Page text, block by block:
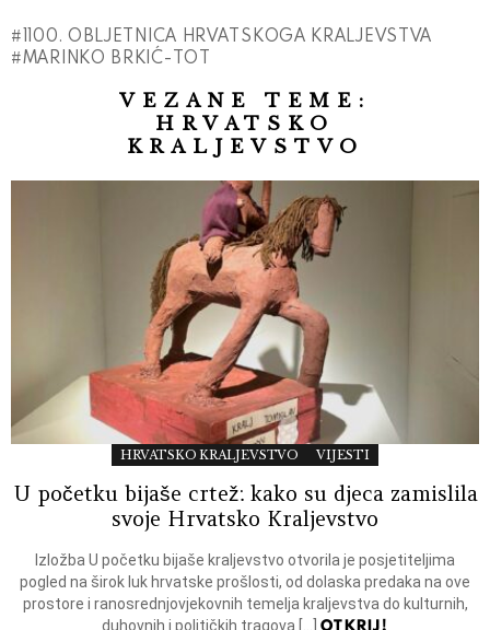
1100. OBLJETNICA HRVATSKOGA KRALJEVSTVA
MARINKO BRKIĆ-TOT
VEZANE TEME:
HRVATSKO
KRALJEVSTVO
HRVATSKO KRALJEVSTVO VIJESTI
U početku bijaše crtež: kako su djeca zamislila
svoje Hrvatsko Kraljevstvo
Izložba U početku bijaše kraljevstvo otvorila je posjetiteljima
pogled na širok luk hrvatske prošlosti, od dolaska predaka na ove
prostore i ranosrednjovjekovnih temelja kraljevstva do kulturnih,
duhovnih i političkih tragova […]